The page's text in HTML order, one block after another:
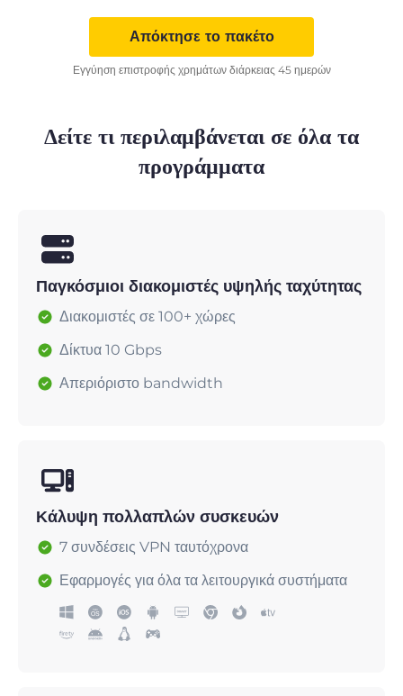
Απόκτησε το πακέτο
Εγγύηση επιστροφής χρημάτων διάρκειας 45 ημερών
Δείτε τι περιλαμβάνεται σε όλα τα
προγράμματα
Παγκόσμιοι διακομιστές υψηλής ταχύτητας
Διακομιστές σε 100+ χώρες
Δίκτυα 10 Gbps
Απεριόριστο bandwidth
Κάλυψη πολλαπλών συσκευών
7 συνδέσεις VPN ταυτόχρονα
Εφαρμογές για όλα τα λειτουργικά συστήματα